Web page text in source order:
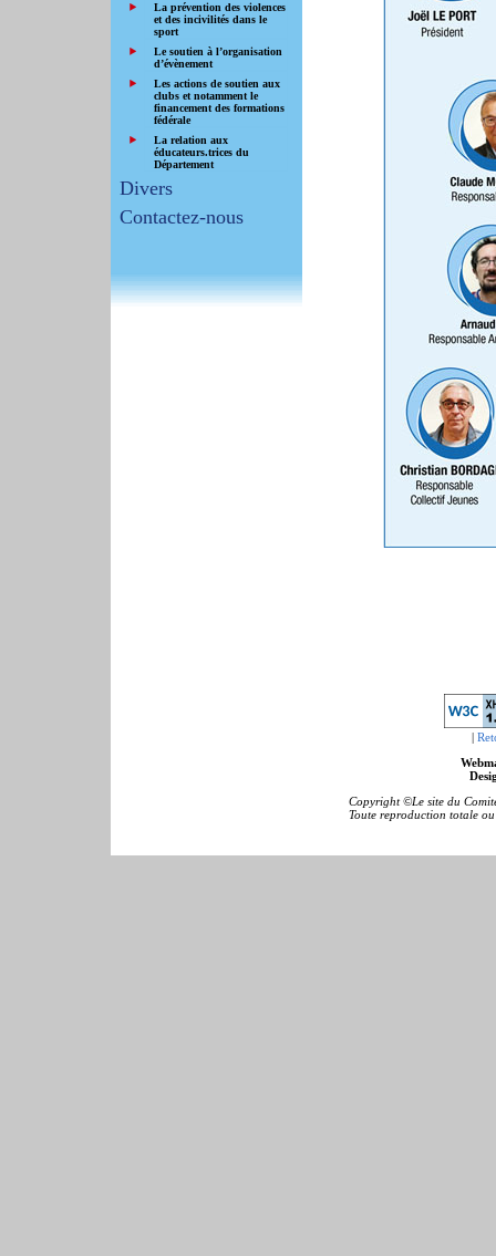
La prévention des violences
et des incivilités dans le
sport
Le soutien à l’organisation
d’évènement
Les actions de soutien aux
clubs et notamment le
financement des formations
fédérale
La relation aux
éducateurs.trices du
Département
Divers
Contactez-nous
|
Copyright ©Le site du
Toute reproduction totale